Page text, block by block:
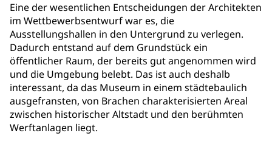
Eine der wesentlichen Entscheidungen der Architekten
im Wettbewerbsentwurf war es, die
Ausstellungshallen in den Untergrund zu verlegen.
Dadurch entstand auf dem Grundstück ein
öffentlicher Raum, der bereits gut angenommen wird
und die Umgebung belebt. Das ist auch deshalb
interessant, da das Museum in einem städtebaulich
ausgefransten, von Brachen charakterisierten Areal
zwischen historischer Altstadt und den berühmten
Werftanlagen liegt.